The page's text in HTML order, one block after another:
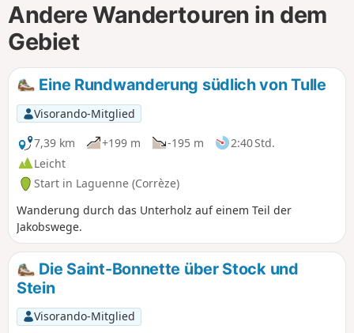
Andere Wandertouren in dem
Gebiet
Eine Rundwanderung südlich von Tulle
Visorando-Mitglied
7,39 km
+199 m -195 m
2:40 Std.
Leicht
Start in Laguenne (Corrèze)
Wanderung durch das Unterholz auf einem Teil der
Jakobswege.
Die Saint-Bonnette über Stock und
Stein
Visorando-Mitglied